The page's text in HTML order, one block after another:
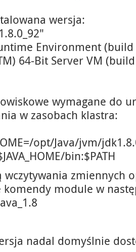
wersja:
Environment
64-Bit Server VM
wymagane do
w zasobach klastra:
opt/Java/jvm/
bin:$PATH
wczytywania zmiennych
module w
nadal domyślnie